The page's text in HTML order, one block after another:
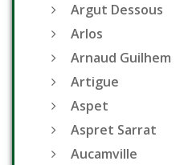
Argut Dessous
Arlos
Arnaud Guilhem
Artigue
Aspet
Aspret Sarrat
Aucamville